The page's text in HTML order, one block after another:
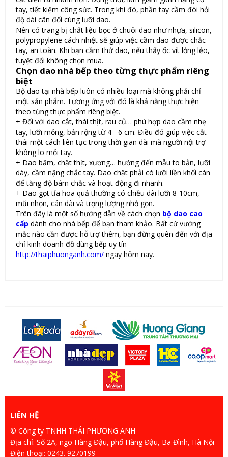
tay, tiết kiệm công sức. Trong khi đó, phần tay cầm đòi hỏi
độ dài cân đối cùng lưỡi dao.
Nên có trang bị chất liệu bọc ở chuôi dao như nhựa, silicon,
polypropylene cách nhiệt sẽ giúp việc cầm dao được chắc
tay, an toàn. Khi bạn cầm thử dao, nếu thấy ốc vít lỏng lẻo,
tuyệt đối không chọn mua.
Chọn dao nhà bếp theo từng thực phẩm riêng
biệt
Bộ dao tại nhà bếp luôn có nhiều loại mà không phải chỉ
một sản phẩm. Tương ứng với đó là khả năng thực hiện
theo từng thực phẩm riêng biệt.
+ Đối với dao cắt, thái thịt, rau củ… phù hợp dao cầm nhẹ
tay, lưỡi mỏng, bản rộng từ 4 - 6 cm. Điều đó giúp việc cắt
thái một cách liên tục trong thời gian dài mà người nội trợ
không lo mỏi tay.
+ Dao băm, chặt thịt, xương… hướng đến mẫu to bản, lưỡi
dày, cầm nặng chắc tay. Dao chặt phải có lưỡi liền khối cán
để tăng độ bám chắc và hoạt động đi nhanh.
+ Dao gọt tỉa hoa quả thường có chiều dài lưỡi 8-10cm,
mũi nhọn, cán dài và trọng lượng nhỏ gọn.
Trên đây là một số hướng dẫn về cách chọn bộ dao cao
cấp dành cho nhà bếp để bạn tham khảo. Bất cứ vướng
mắc nào cần được hỗ trợ thêm, bạn đừng quên đến với địa
chỉ kinh doanh đồ dùng bếp uy tín
http://thaiphuonganh.com/ ngay hôm nay.
LIÊN HỆ
© Công ty TNHH THÁI PHƯƠNG ANH
Địa chỉ: Số 2A, ngõ Hàng Đậu, phố Hàng Đậu, Ba Đình, Hà Nội
Điện thoại: 0243. 9270199